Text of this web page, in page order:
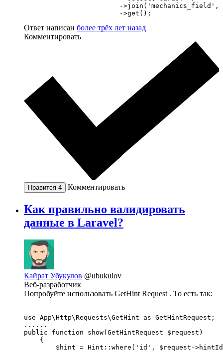
			->get();
Ответ написан более трёх лет назад
Комментировать
Нравится 4 Комментировать
Как правильно валидировать
данные в Laravel?
Кайрат Убукулов @ubukulov
Веб-разработчик
Попробуйте использовать GetHint Request . То есть так:
use App\Http\Requests\GetHint as GetHintRequest;
......
public function show(GetHintRequest $request)
    {
$hint = Hint::where('id', $request-